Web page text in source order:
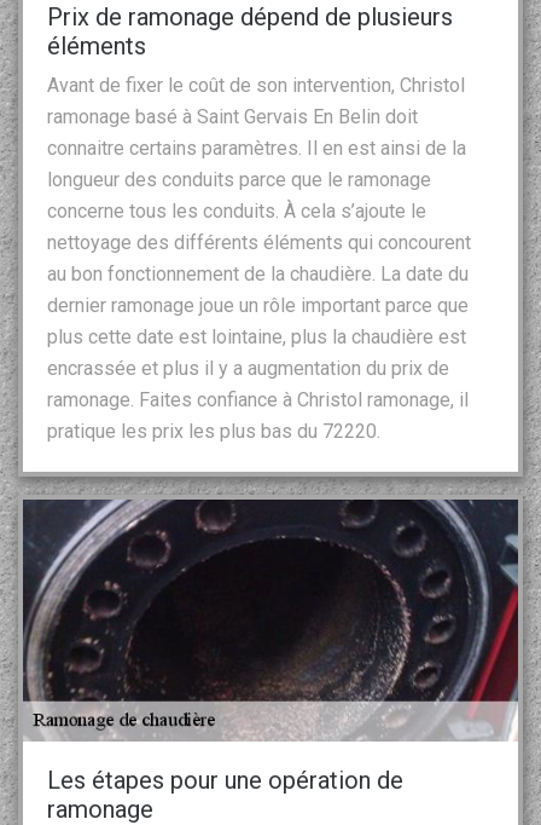
Prix de ramonage dépend de plusieurs
éléments
Avant de fixer le coût de son intervention, Christol
ramonage basé à Saint Gervais En Belin doit
connaitre certains paramètres. Il en est ainsi de la
longueur des conduits parce que le ramonage
concerne tous les conduits. À cela s’ajoute le
nettoyage des différents éléments qui concourent
au bon fonctionnement de la chaudière. La date du
dernier ramonage joue un rôle important parce que
plus cette date est lointaine, plus la chaudière est
encrassée et plus il y a augmentation du prix de
ramonage. Faites confiance à Christol ramonage, il
pratique les prix les plus bas du 72220.
Les étapes pour une opération de
ramonage